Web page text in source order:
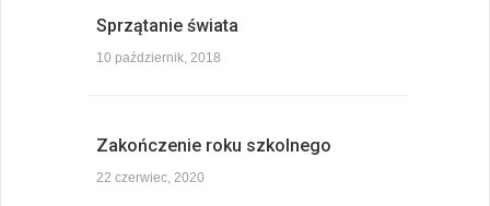
Sprzątanie świata
10 październik, 2018
Zakończenie roku szkolnego
22 czerwiec, 2020